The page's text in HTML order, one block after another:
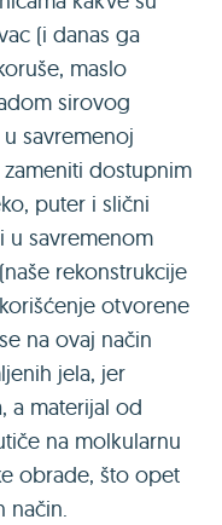
(i danas ga
maslo
sirovog
savremenoj
dostupnim
puter i slični
u savremenom
rekonstrukcije
otvorene
na ovaj način
jela, jer
a materijal od
na molkularnu
obrade, što opet
način.